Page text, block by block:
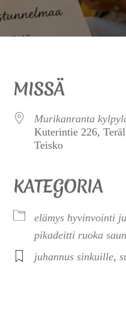
MISSÄ
Murikanranta
Kuterintie 226,
Teisko
KATEGORIA
elämys hyvinvointi
pikadeitti ruoka
juhannus sinkuille,